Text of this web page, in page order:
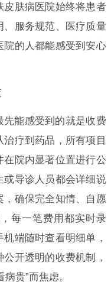
皮肤病医院始终将患者
、服务规范、医疗质量
院的人都能感受到安心
先能感受到的就是收费
疗到药品，所有项目
院内显著位置进行公
或导诊人员都会详细说
确保完全知情、自愿
每一笔费用都实时录
端随时查看明细单，
开透明的收费机制，
贵”而焦虑。